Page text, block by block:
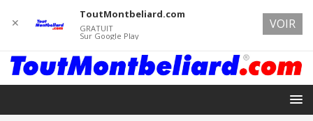
✕
ToutMontbeliard.com
GRATUIT
Sur Google Play
VOIR